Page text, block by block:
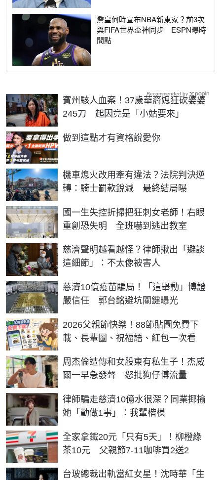
詹皇何時宣布NBA新東家？前3次
與FIFA世界盃神同步 ESPN曝時
間點
賓州駭人血案！37歲華裔媳狂砍婆婆
245刀 起因竟是「小姑要來」
做到這點才有資格說愛你
PR
機車熄火改用牽有違法？法院判決逆
轉：騎士罰款銳減 最終結局曝
國一生失控折掃把狂刺女老師！右眼
重創恐失明 全班嚇到逃出教室
慈濟聲明越看越怪？律師揪出「避談
這細節」：不太像被害人
慈濟10億疫苗騙局！「這舉動」博證
嚴信任 郭台銘避坑關鍵曝光
2026父親節快樂！88節貼圖免費下
載、長輩圖、祝福語、紅包一次看
周杰倫遭傳和女股東有私生子！杰威
爾一早急發聲 怒批狗仔博流量
律師騙走慈濟10億水很深？同業揶揄
她「勤做1事」：我輩楷模
全家拿鐵20元「只有5天」！柳橙綠
茶10元 父親節7-11咖啡買2送2
台玻總裁出軌當紅女星！沈時華「生
Recommended by